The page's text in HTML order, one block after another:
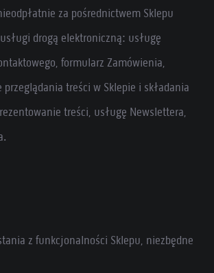
za pośrednictwem Sklepu
drogą elektroniczną: usługę
formularz Zamówienia,
treści w Sklepie i składania
treści, usługę Newslettera,
z funkcjonalności Sklepu, niezbędne